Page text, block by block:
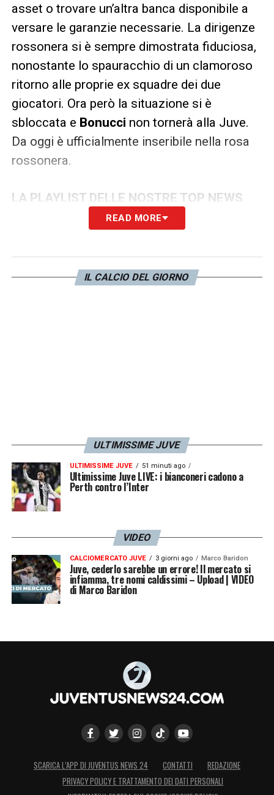
asset o trovare un’altra banca disponibile a
versare le garanzie necessarie. La dirigenze
rossonera si è sempre dimostrata fiduciosa,
nonostante lo spauracchio di un clamoroso
ritorno alle proprie ex squadre dei due
giocatori. Ora però la situazione si è
sbloccata e Bonucci non tornerà alla Juve.
Da oggi è ufficialmente inseribile nella rosa
rossonera.
LA PLAYLIST DELLE NOSTRE TOP NEWS
READ MORE
IL CALCIO DEL GIORNO
ULTIMISSIME JUVE
ULTIMISSIME JUVE 51 minuti ago
Ultimissime Juve LIVE: i bianconeri cadono a
Perth contro l’Inter
VIDEO
CALCIOMERCATO JUVE 3 giorni ago Marco Baridon
Juve, cederlo sarebbe un errore! Il mercato si
infiamma, tre nomi caldissimi – Upload | VIDEO
di Marco Baridon
SCARICA L’APP DI JUVENTUS NEWS 24 CONTATTI
REDAZIONE
PRIVACY POLICY E TRATTAMENTO DEI DATI PERSONALI